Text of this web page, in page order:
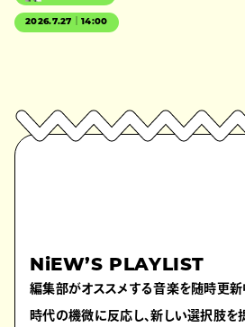
2026.7.27｜14:00
NiEW’S PLAYLIST
編集部がオススメする音楽を随時更新
時代の機微に反応し、新しい選択肢を